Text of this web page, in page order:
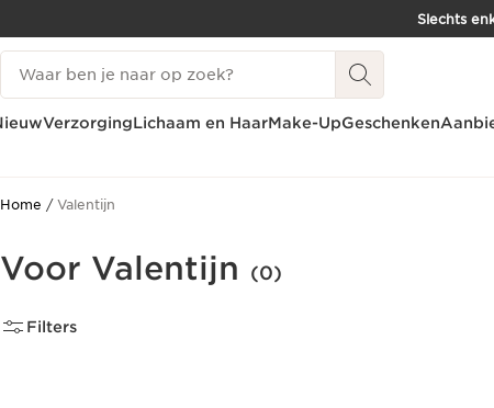
DOORGAAN NAAR INHOUD
GA NAAR DE VOETTEKST
Slechts
Zoekgeschiedenis
VerzorgingLichaam en HaarMake-UpGeschenken
Home Valentijn
Voor Valentijn (0)
Filters